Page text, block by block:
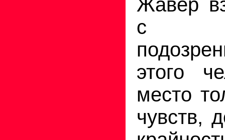
Жавер
с
этого
место
чувств,